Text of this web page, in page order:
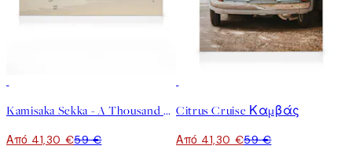
Kamisaka Sekka - A Thousand Grasses Pl.09 Καμβάς
Από 41,30 €59 €
Citrus Cruise Καμβάς
Από 41,30 €59 €